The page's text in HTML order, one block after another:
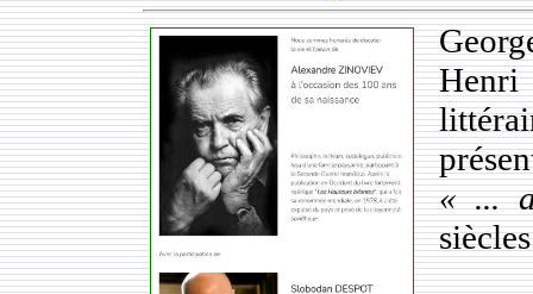
Henri
« ...